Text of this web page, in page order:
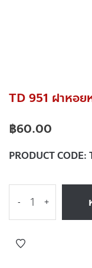
TD 951 ฝาหอย
฿60.00
PRODUCT CODE:
- +